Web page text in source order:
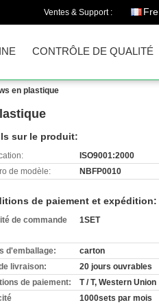
Ventes & Support :
CONTRÔLE DE QUALITÉ
en plastique
sur le produit:
ISO9001:2000
de modèle:
NBFP0010
de paiement et expédition:
de commande
1SET
d'emballage:
carton
livraison:
20 jours ouvrables
de paiement:
T / T, Western Union
1000sets par mois